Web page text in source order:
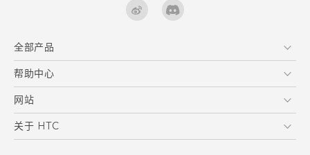
全部产品
区块链智能手机
VIVE
帮助中心
在线客服
支援与服务
产品保固说明
网站
HTC Dev
关于 HTC